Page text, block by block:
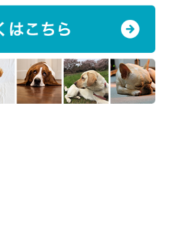
悪化し、命にもかかわる恐ろしい
を除けば、通常はいきなりなると
、基礎疾患や他の呼吸器疾患が悪